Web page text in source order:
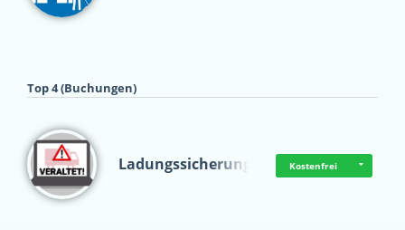
Top 4 (Buchungen)
Ladungssicherung Kostenfrei